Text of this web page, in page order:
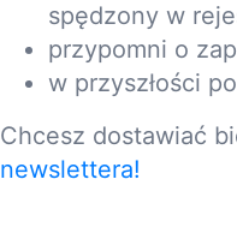
spędzony w
przypomni o
w przyszłości
Chcesz dostawiać
newslettera!